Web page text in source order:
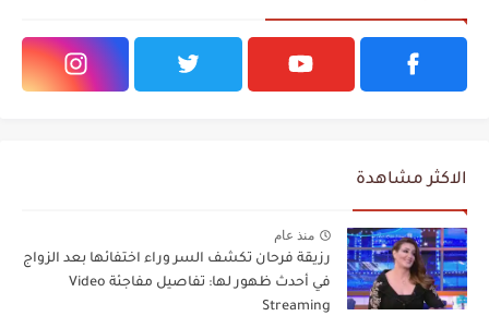
الاكثر مشاهدة
منذ عام
رزيقة فرحان تكشف السر وراء اختفائها بعد الزواج
في أحدث ظهور لها: تفاصيل مفاجئة Video
Streaming